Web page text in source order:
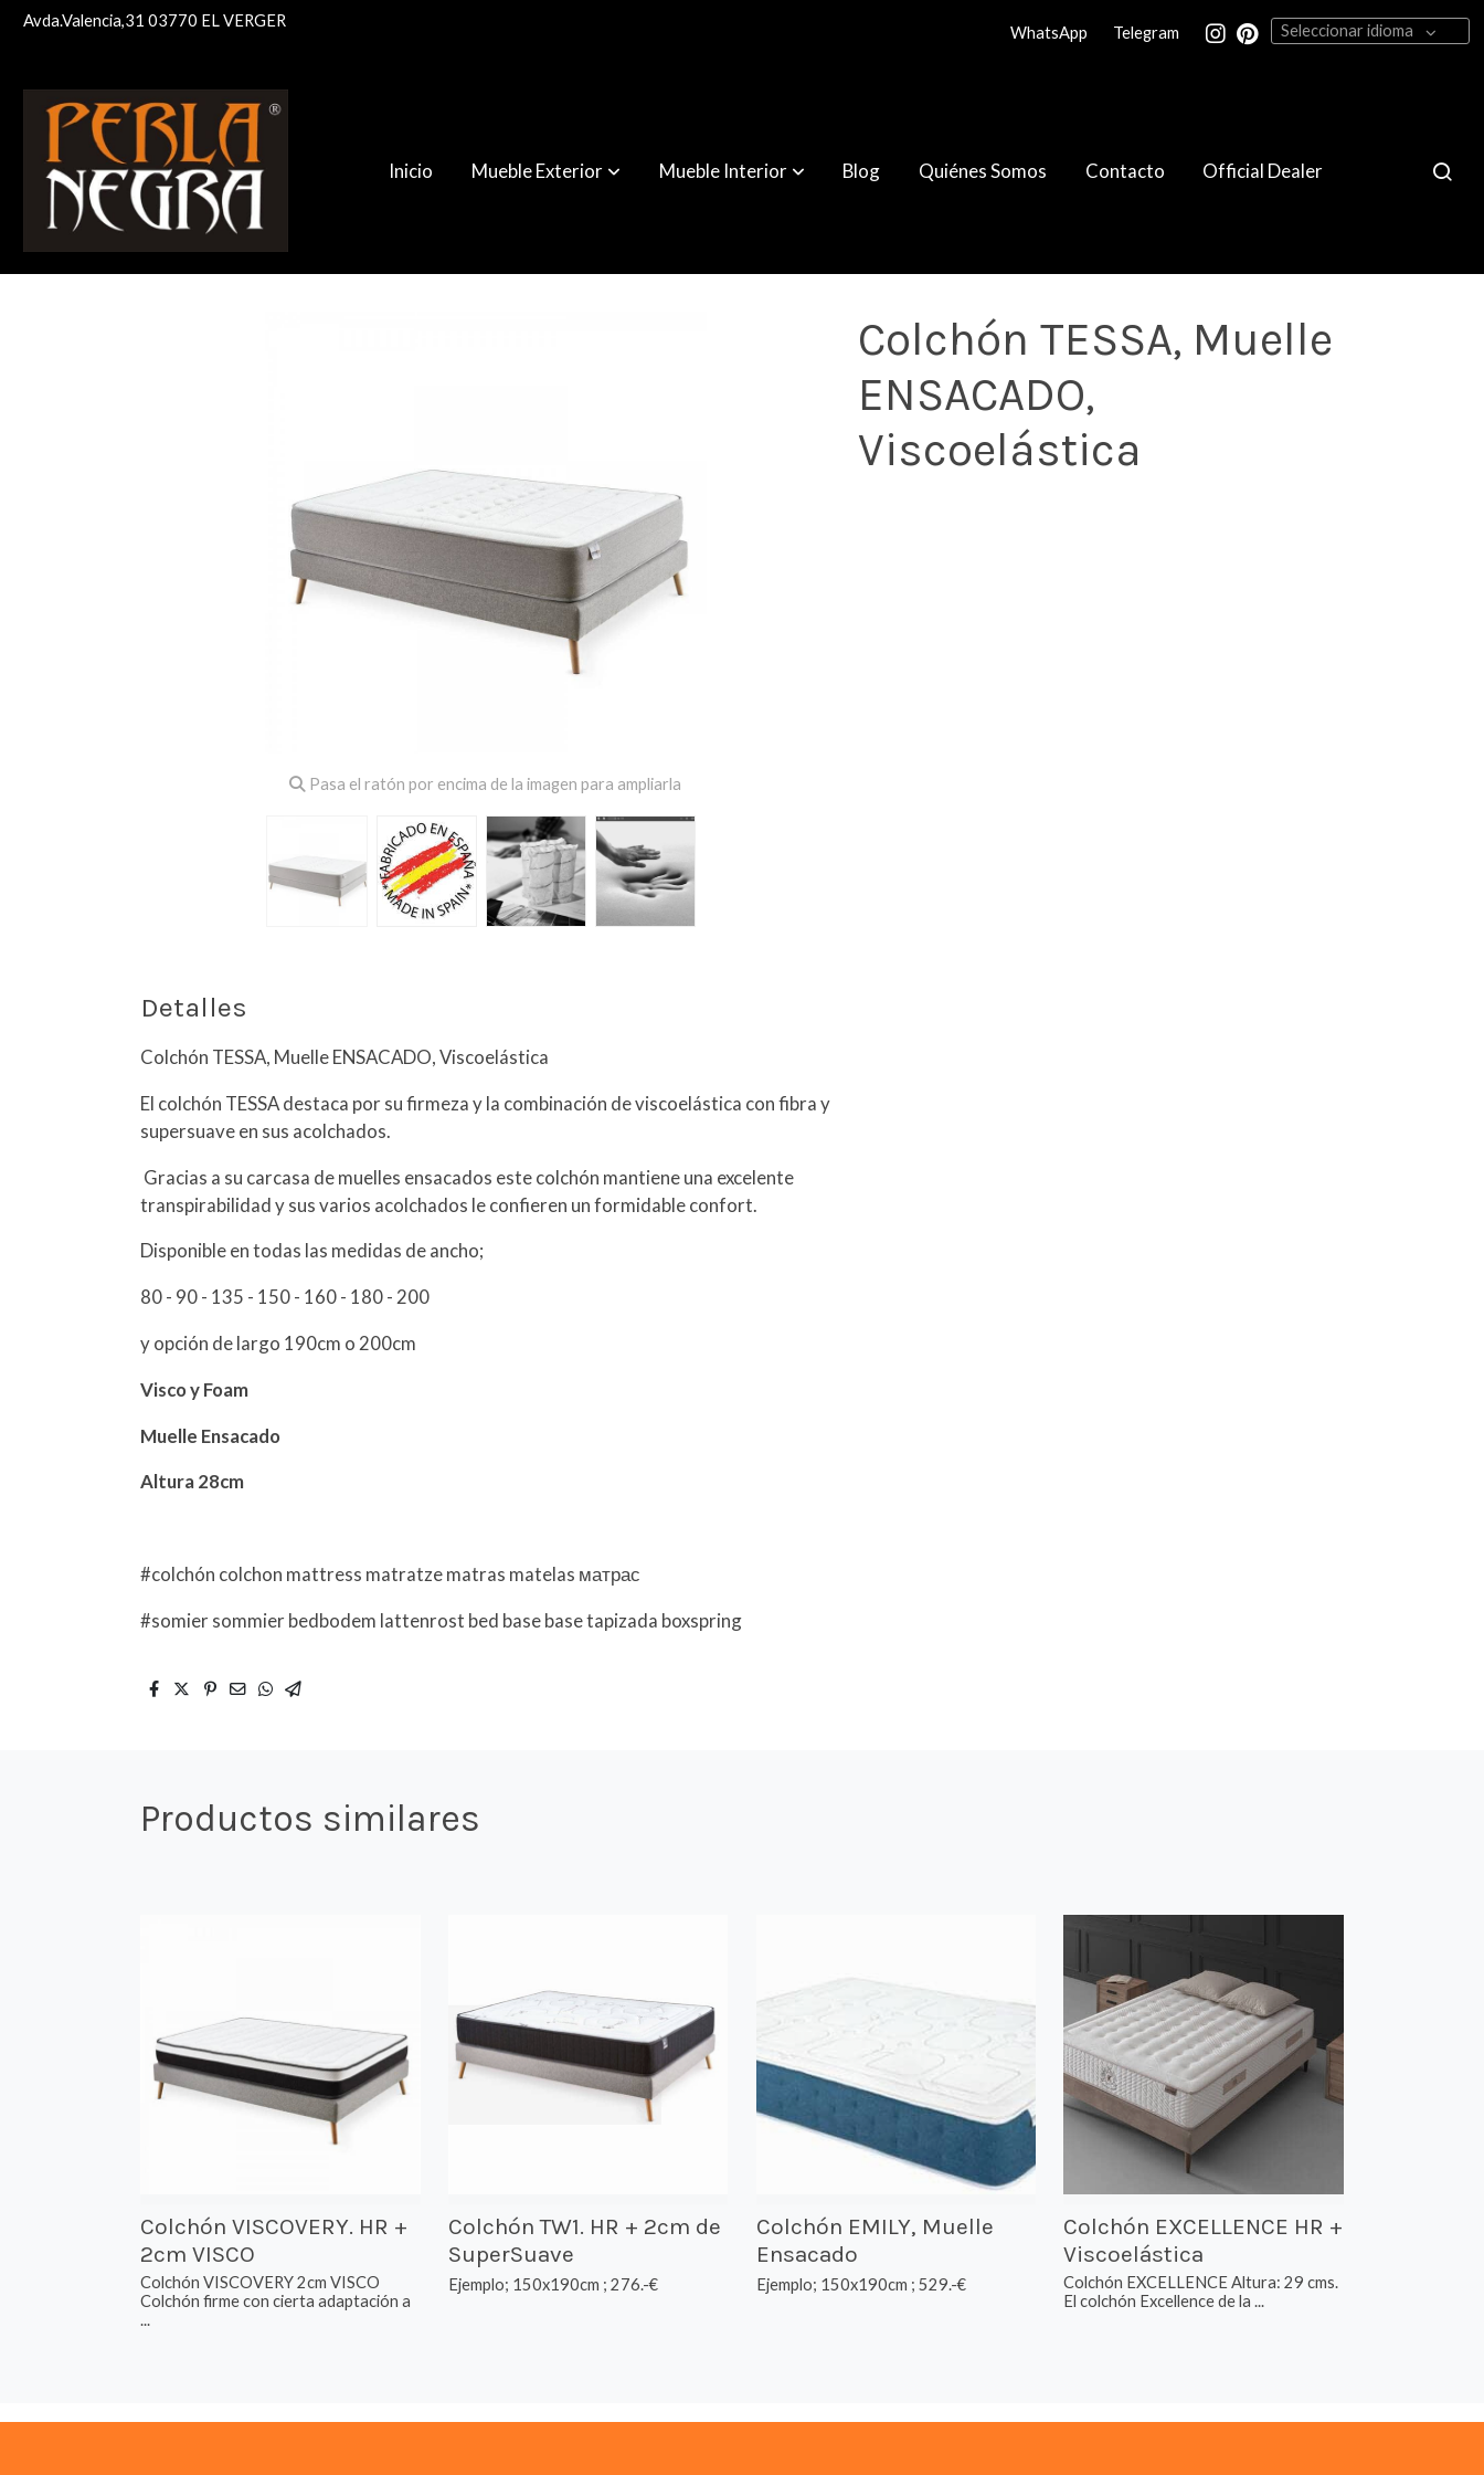
Avda.Valencia,31 03770 EL VERGER
WhatsApp Telegram Seleccionar idioma
Inicio Mueble Exterior Mueble Interior Blog Quiénes Somos Contacto Official Dealer
Colchón TESSA, Muelle ENSACADO, Viscoelástica
Pasa el ratón por encima de la imagen para ampliarla
Detalles
Colchón TESSA, Muelle ENSACADO, Viscoelástica
El colchón TESSA destaca por su firmeza y la combinación de viscoelástica con fibra y
supersuave en sus acolchados.
Gracias a su carcasa de muelles ensacados este colchón mantiene una excelente
transpirabilidad y sus varios acolchados le confieren un formidable confort.
Disponible en todas las medidas de ancho;
80 - 90 - 135 - 150 - 160 - 180 - 200
y opción de largo 190cm o 200cm
Visco y Foam
Muelle Ensacado
Altura 28cm
#colchón colchon mattress matratze matras matelas матрас
#somier sommier bedbodem lattenrost bed base base tapizada boxspring
Colchón TESSA, Muelle
ENSACADO,
Viscoelástica
Productos similares
Colchón VISCOVERY. HR +
2cm VISCO
Colchón VISCOVERY 2cm VISCO
Colchón firme con cierta adaptación a
...
Colchón TW1. HR + 2cm de
SuperSuave
Ejemplo; 150x190cm ; 276.-€
Colchón EMILY, Muelle
Ensacado
Ejemplo; 150x190cm ; 529.-€
Colchón EXCELLENCE HR +
Viscoelástica
Colchón EXCELLENCE Altura: 29 cms.
El colchón Excellence de la ...